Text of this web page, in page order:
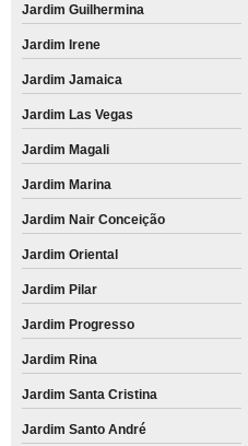
Jardim Guilhermina
Jardim Irene
Jardim Jamaica
Jardim Las Vegas
Jardim Magali
Jardim Marina
Jardim Nair Conceição
Jardim Oriental
Jardim Pilar
Jardim Progresso
Jardim Rina
Jardim Santa Cristina
Jardim Santo André